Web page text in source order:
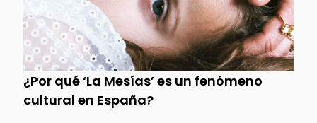
¿Por qué ‘La Mesías’ es un fenómeno
cultural en España?